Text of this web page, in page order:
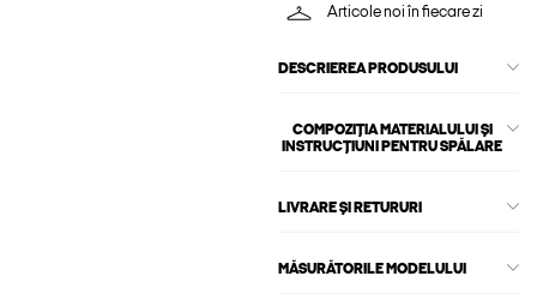
Articole noi în fiecare zi
DESCRIEREA PRODUSULUI
COMPOZIȚIA MATERIALULUI ȘI
INSTRUCȚIUNI PENTRU SPĂLARE
LIVRARE ȘI RETURURI
MĂSURĂTORILE MODELULUI